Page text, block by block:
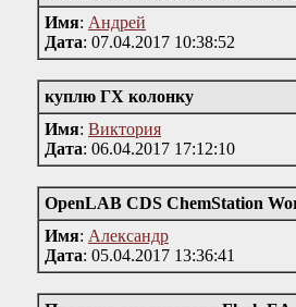
Имя: Андрей
Дата: 07.04.2017 10:38:52
куплю ГХ колонку
Имя: Виктория
Дата: 06.04.2017 17:12:10
OpenLAB CDS ChemStation
Имя: Александр
Дата: 05.04.2017 13:36:41